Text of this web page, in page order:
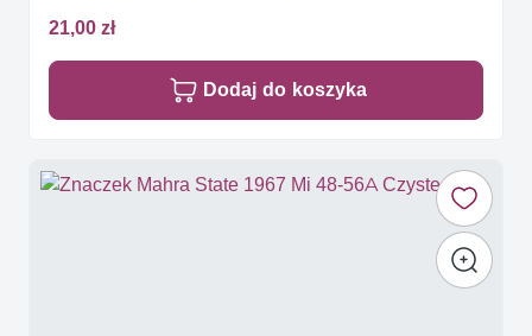
21,00 zł
Dodaj do koszyka